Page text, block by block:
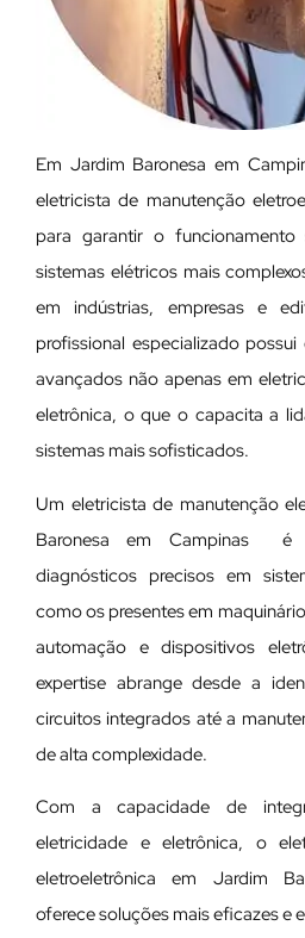
Em Jardim Baronesa em
eletricista de manutenção
para garantir o
sistemas elétricos mais
em indústrias, empresas e
profissional especializado
avançados não apenas em
eletrônica, o que o capacita a
sistemas mais sofisticados.
Um eletricista de manutenção
Baronesa em Campinas é
diagnósticos precisos em
como os presentes em
automação e dispositivos
expertise abrange desde a
circuitos integrados até a
de alta complexidade.
Com a capacidade de
eletricidade e eletrônica, o
eletroeletrônica em Jardim
oferece soluções mais eficazes e